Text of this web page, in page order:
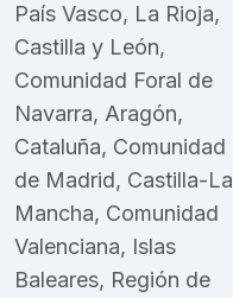
País Vasco, La Rioja,
Castilla y León,
Comunidad Foral de
Navarra, Aragón,
Cataluña, Comunidad
de Madrid, Castilla-La
Mancha, Comunidad
Valenciana, Islas
Baleares, Región de